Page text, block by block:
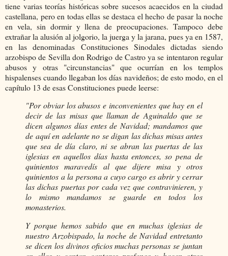
tiene varias teorías históricas sobre sucesos acaecidos en la ciudad
castellana, pero en todas ellas se destaca el hecho de pasar la noche
en vela, sin dormir y llena de preocupaciones. Tampoco debe
extrañar la alusión al jolgorio, la juerga y la jarana, pues ya en 1587,
en las denominadas Constituciones Sinodales dictadas siendo
arzobispo de Sevilla don Rodrigo de Castro ya se intentaron regular
abusos y otras "circunstancias" que ocurrían en los templos
hispalenses cuando llegaban los días navideños; de esto modo, en el
capítulo 13 de esas Constituciones puede leerse:
"Por obviar los abusos e inconvenientes que hay en el
decir de las misas que llaman de Aguinaldo que se
dicen algunos días entes de Navidad; mandamos que
de aquí en adelante no se digan las dichas misas antes
que sea de día claro, ni se abran las puertas de las
iglesias en aquellos días hasta entonces, so pena de
quinientos maravedís al que dijere misa y otros
quinientos a la persona a cuyo cargo es abrir y cerrar
las dichas puertas por cada vez que contravinieren, y
lo mismo mandamos se guarde en todos los
monasterios.
Y porque hemos sabido que en muchas iglesias de
nuestro Arzobispado, la noche de Navidad entretanto
se dicen los divinos oficios muchas personas se juntan